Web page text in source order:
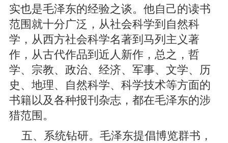
实也是毛泽东的经验之谈。他自己的读书
范围就十分广泛，从社会科学到自然科
学，从西方社会科学名著到马列主义著
作，从古代作品到近人新作，总之，哲
学、宗教、政治、经济、军事、文学、历
史、地理、自然科学、科学技术等方面的
书籍以及各种报刊杂志，都在毛泽东的涉
猎范围。
五、系统钻研。毛泽东提倡博览群书，